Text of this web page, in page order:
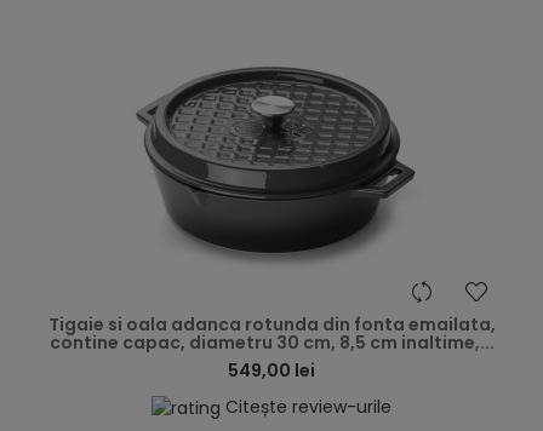
Tigaie si oala adanca rotunda din fonta emailata,
contine capac, diametru 30 cm, 8,5 cm inaltime,...
549,00 lei
Citește review-urile